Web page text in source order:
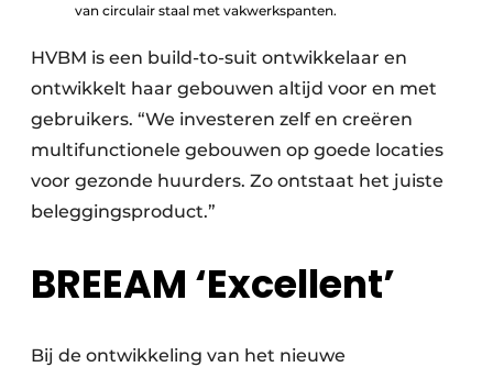
van circulair staal met vakwerkspanten.
HVBM is een build-to-suit ontwikkelaar en
ontwikkelt haar gebouwen altijd voor en met
gebruikers. “We investeren zelf en creëren
multifunctionele gebouwen op goede locaties
voor gezonde huurders. Zo ontstaat het juiste
beleggingsproduct.”
BREEAM ‘Excellent’
Bij de ontwikkeling van het nieuwe